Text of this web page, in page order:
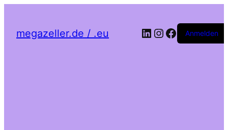
megazeller.de / .eu LinkedIn
Instagram
Facebook
Anmelden